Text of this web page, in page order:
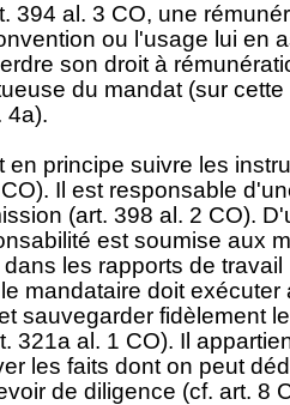
394 al. 3 CO, une
ou l'usage lui en
son droit à
du mandat (sur
4a).
en principe suivre les
). Il est responsable
(art. 398 al. 2 CO).
est soumise aux
les rapports de travail
mandataire doit exécuter
sauvegarder fidèlement
321a al. 1 CO). Il
les faits dont on peut
de diligence (cf. art. 8